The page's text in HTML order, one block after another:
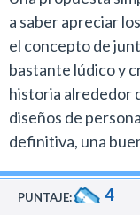
De todas las
en la temporada
divertida como
un target de
visionado es muy
Hollywood de
En términos
a saber apreciar
el concepto de
bastante lúdico y
historia alrededor
diseños de
definitiva, una
PUNTAJE: 4